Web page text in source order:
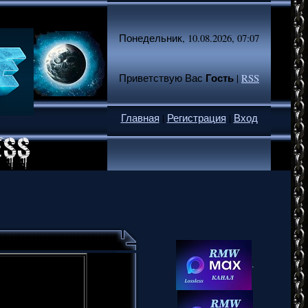
Понедельник, 10.08.2026, 07:07
Приветствую Вас Гость|RSS
Главная | Регистрация | Вход
.